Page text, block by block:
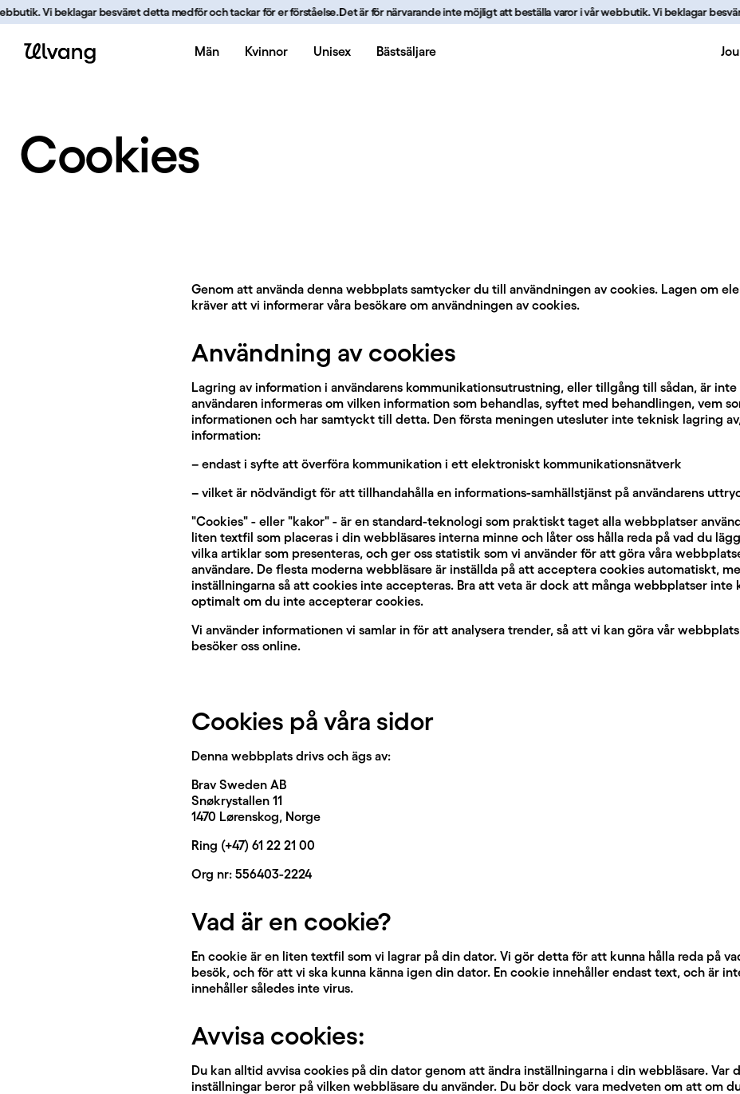
Hoppa till innehåll
Vi beklagar besväret detta medför och tackar för er förståelse.Det är för närvarande inte möjligt att beställa varor i vår webbutik. Vi beklagar besväret
Män Kvinnor Unisex Bästsäljare
Cookies
Genom att använda denna webbplats samtycker du till användningen av cookies. Lagen om
kräver att vi informerar våra besökare om användningen av cookies.
Användning av cookies
Lagring av information i användarens kommunikationsutrustning, eller tillgång till sådan, är
användaren informeras om vilken information som behandlas, syftet med behandlingen, vem
informationen och har samtyckt till detta. Den första meningen utesluter inte teknisk lagring
information:
– endast i syfte att överföra kommunikation i ett elektroniskt kommunikationsnätverk
– vilket är nödvändigt för att tillhandahålla en informations-samhällstjänst på användarens
"Cookies" - eller "kakor" - är en standard-teknologi som praktiskt taget alla webbplatser
liten textfil som placeras i din webbläsares interna minne och låter oss hålla reda på vad du
vilka artiklar som presenteras, och ger oss statistik som vi använder för att göra våra
användare. De flesta moderna webbläsare är inställda på att acceptera cookies automatiskt,
inställningarna så att cookies inte accepteras. Bra att veta är dock att många webbplatser inte
optimalt om du inte accepterar cookies.
Vi använder informationen vi samlar in för att analysera trender, så att vi kan göra vår
besöker oss online.
Cookies på våra sidor
Denna webbplats drivs och ägs av:
Brav Sweden AB
Snøkrystallen 11
1470 Lørenskog, Norge
Ring (+47) 61 22 21 00
Org nr: 556403-2224
Vad är en cookie?
En cookie är en liten textfil som vi lagrar på din dator. Vi gör detta för att kunna hålla reda på
besök, och för att vi ska kunna känna igen din dator. En cookie innehåller endast text, och är
innehåller således inte virus.
Avvisa cookies:
Du kan alltid avvisa cookies på din dator genom att ändra inställningarna i din webbläsare. Var
inställningar beror på vilken webbläsare du använder. Du bör dock vara medveten om att om